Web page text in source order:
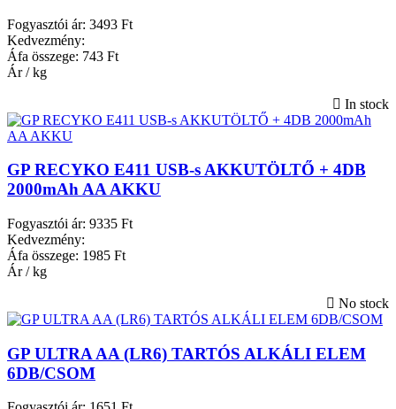
Fogyasztói ár: 3493 Ft
Kedvezmény:
Áfa összege: 743 Ft
Ár / kg
In stock
GP RECYKO E411 USB-s AKKUTÖLTŐ + 4DB
2000mAh AA AKKU
Fogyasztói ár: 9335 Ft
Kedvezmény:
Áfa összege: 1985 Ft
Ár / kg
No stock
GP ULTRA AA (LR6) TARTÓS ALKÁLI ELEM
6DB/CSOM